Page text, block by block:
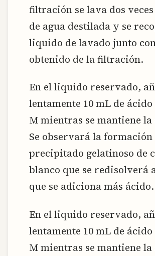
filtración se lava dos
de agua destilada y se
liquido de lavado junto
obtenido de la filtración.
En el liquido reservado,
lentamente 10 mL de
M mientras se mantiene
Se observará la formación
precipitado gelatinoso de
blanco que se redisolverá
que se adiciona más ácido.
En el liquido reservado,
lentamente 10 mL de
M mientras se mantiene